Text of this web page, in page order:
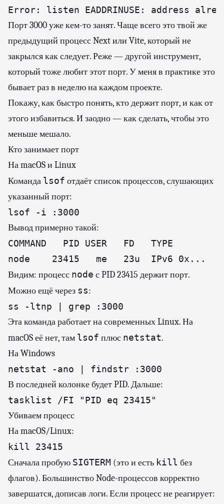
Error: listen EADDRINUSE: address
Порт 3000 уже кем-то занят. Чаще всего это твой же
предыдущий процесс Next или Vite, который не
закрылся как следует. Реже — другой инструмент,
который тоже любит этот порт. У меня в практике это
бывает раз в неделю на каждом проекте.
Покажу, как быстро понять, кто держит порт, и как от
этого избавиться. И заодно — как сделать, чтобы это
меньше мешало.
Кто занимает порт
На macOS и Linux
Команда lsof отдаёт список процессов, слушающих
указанный порт:
lsof -i :3000
Вывод примерно такой:
COMMAND   PID USER   FD   TYPE
node    23415   me   23u  IPv6 0x...
Видим: процесс node с PID 23415 держит порт.
Можно ещё через ss:
ss -ltnp | grep :3000
Эта команда работает на современных Linux. На
macOS её нет, там lsof плюс netstat.
На Windows
netstat -ano | findstr :3000
В последней колонке будет PID. Дальше:
tasklist /FI "PID eq 23415"
Убиваем процесс
На macOS/Linux:
kill 23415
Сначала пробую SIGTERM (это и есть kill без
флагов). Большинство Node-процессов корректно
завершатся, дописав логи. Если процесс не реагирует: